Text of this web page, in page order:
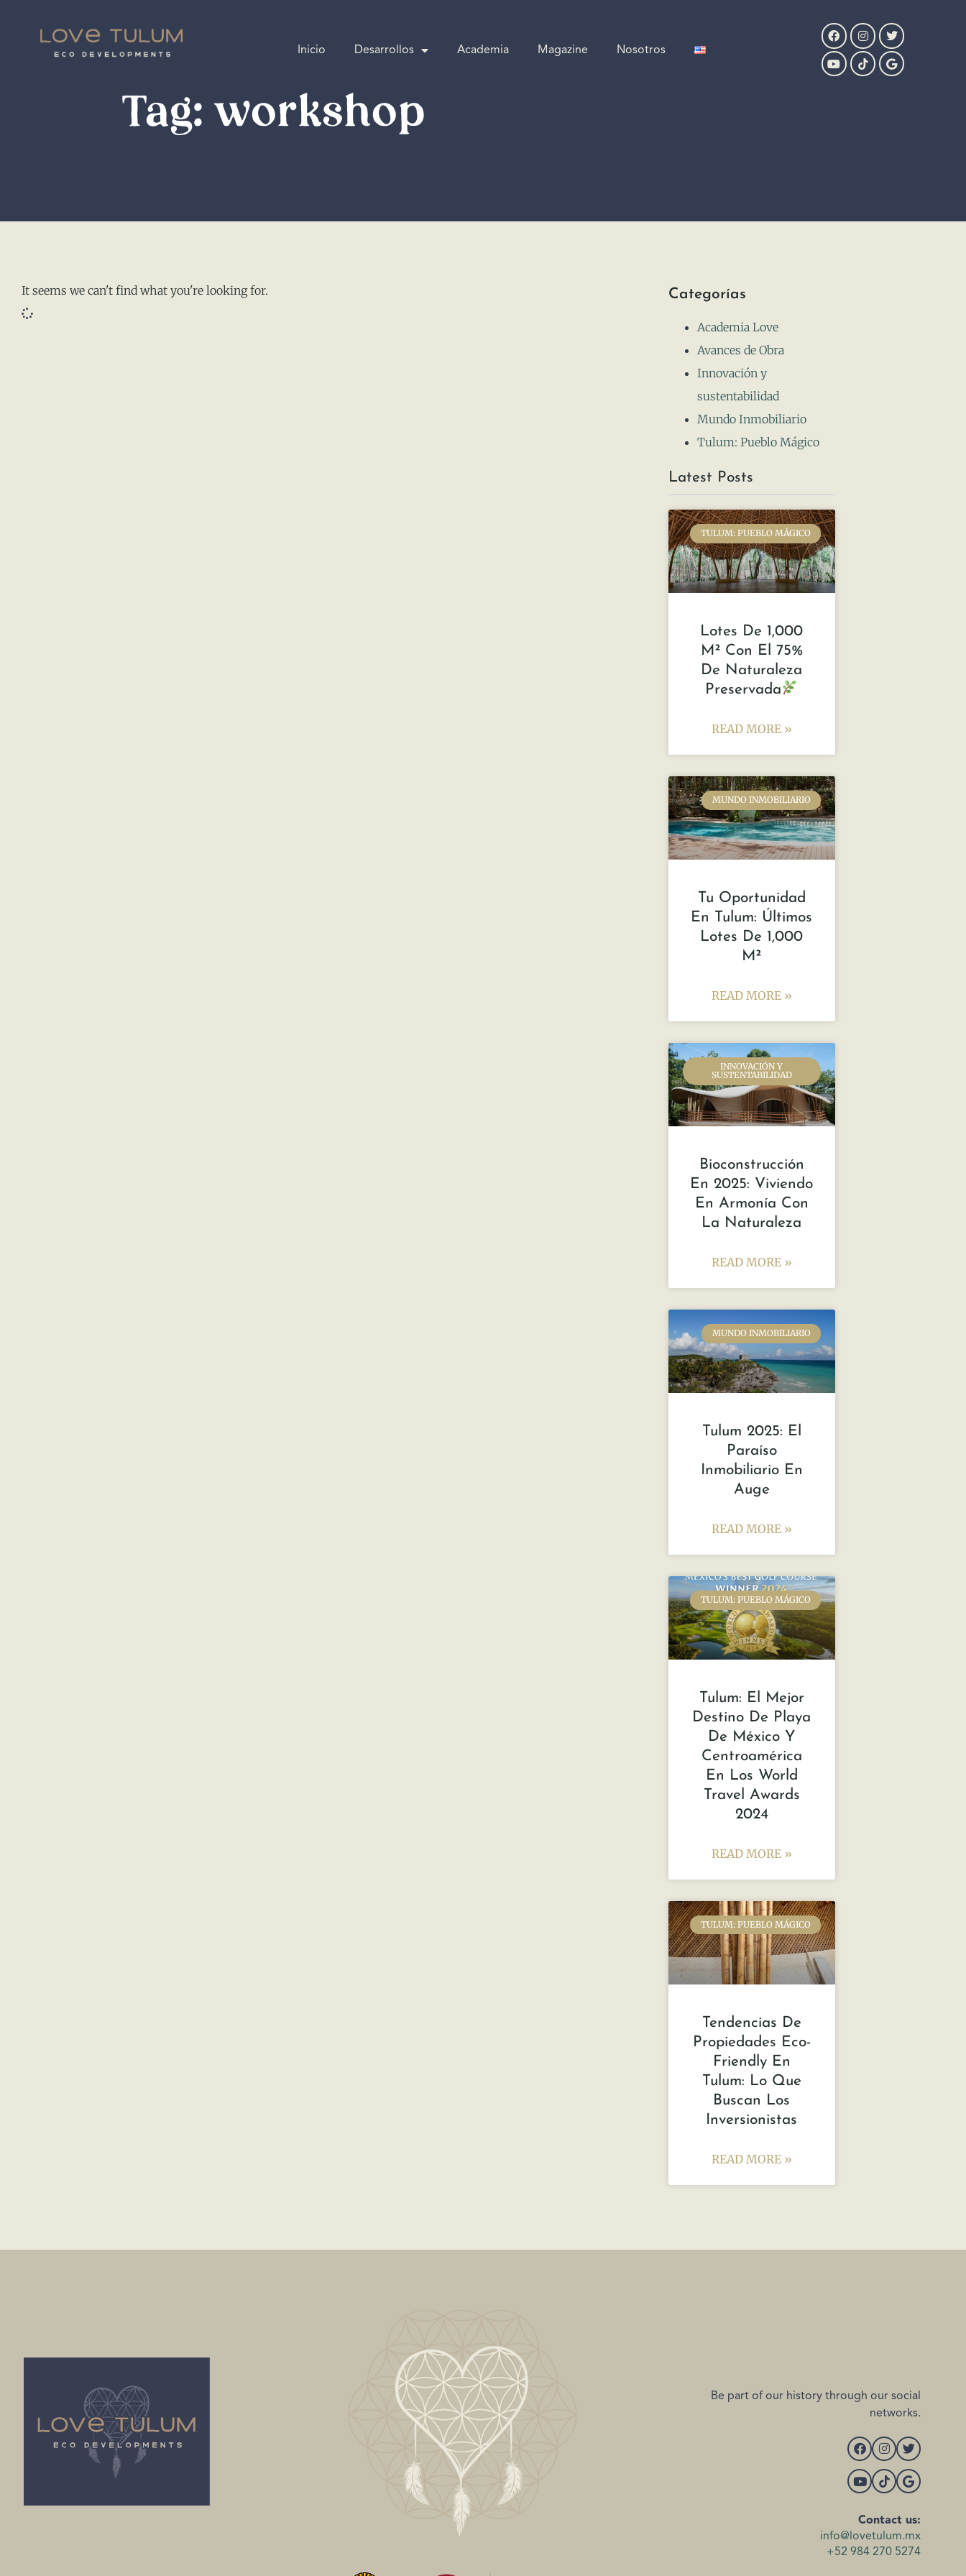
Inicio Desarrollos Academia Magazine Nosotros
Tag: workshop
It seems we can't find what you're looking for. Categorías
Academia Love
Avances de Obra
Innovación y
sustentabilidad
Mundo Inmobiliario
Tulum: Pueblo Mágico
Latest Posts
TULUM: PUEBLO MÁGICO
Lotes De 1,000
M² Con El 75%
De Naturaleza
Preservada
READ MORE »
MUNDO INMOBILIARIO
Tu Oportunidad
En Tulum: Últimos
Lotes De 1,000
M²
READ MORE »
INNOVACIÓN Y
SUSTENTABILIDAD
Bioconstrucción
En 2025: Viviendo
En Armonía Con
La Naturaleza
READ MORE »
MUNDO INMOBILIARIO
Tulum 2025: El
Paraíso
Inmobiliario En
Auge
READ MORE »
TULUM: PUEBLO MÁGICO
Tulum: El Mejor
Destino De Playa
De México Y
Centroamérica
En Los World
Travel Awards
2024
READ MORE »
TULUM: PUEBLO MÁGICO
Tendencias De
Propiedades Eco-
Friendly En
Tulum: Lo Que
Buscan Los
Inversionistas
READ MORE »
Be part of our history through our social
networks.
Contact us:
info@lovetulum.mx
+52 984 270 5274